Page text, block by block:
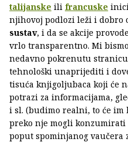
talijanske ili francuske
njihovoj podlozi leži i dobro
sustav, i da se akcije
vrlo transparentno. Mi
nedavno pokrenutu stranicu
tehnološki unaprijediti i
tisuća knjigoljubaca koji će
potrazi za informacijama,
i sl. (budimo realni, to će
preko nje mogli konzumirati
poput spominjanog vaučera